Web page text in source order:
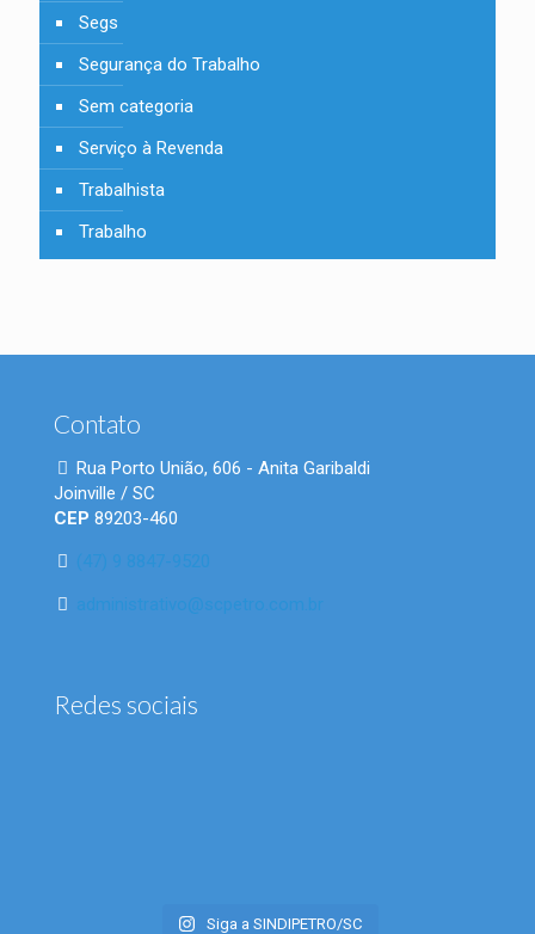
Segs
Segurança do Trabalho
Sem categoria
Serviço à Revenda
Trabalhista
Trabalho
Contato
Rua Porto União, 606 - Anita Garibaldi
Joinville / SC
CEP 89203-460
(47) 9 8847-9520
administrativo@scpetro.com.br
Redes sociais
Siga a SINDIPETRO/SC